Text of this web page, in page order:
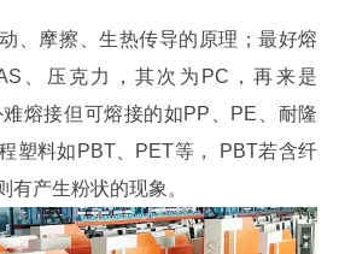
、摩擦、生热传导的原理； 最好熔
、压克力，其次为PC，再来是
熔接但可熔接的如PP、PE、耐隆
塑料如PBT、PET等， PBT若含纤
有产生粉状的现象。